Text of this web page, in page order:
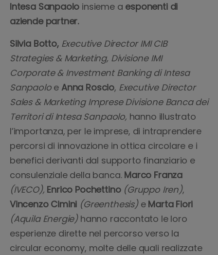
Intesa Sanpaolo insieme a esponenti di
aziende partner.
Silvia Botto, Executive Director IMI CIB
Strategies & Marketing, Divisione IMI
Corporate & Investment Banking di Intesa
SanpaoloeAnna Roscio, Executive Director
Sales & Marketing Imprese Divisione Banca dei
Territori di Intesa Sanpaolo, hanno illustrato
l’importanza, per le imprese, di intraprendere
percorsi di innovazione in ottica circolare e i
benefici derivanti dal supporto finanziario e
consulenziale della banca. Marco Franza
(IVECO), Enrico Pochettino (Gruppo Iren),
Vincenzo Cimini (Greenthesis)e Marta Fiori
(Aquila Energie)hanno raccontato le loro
esperienze dirette nel percorso verso la
circular economy, molte delle quali realizzate